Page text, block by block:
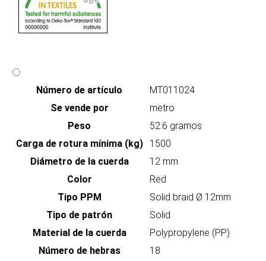
Número de artículo
MT011024
Se vende por
metro
Peso
52.6 gramos
Carga de rotura mínima (kg)
1500
Diámetro de la cuerda
12 mm
Color
Red
Tipo PPM
Solid braid Ø 12mm
Tipo de patrón
Solid
Material de la cuerda
Polypropylene (PP)
Número de hebras
18